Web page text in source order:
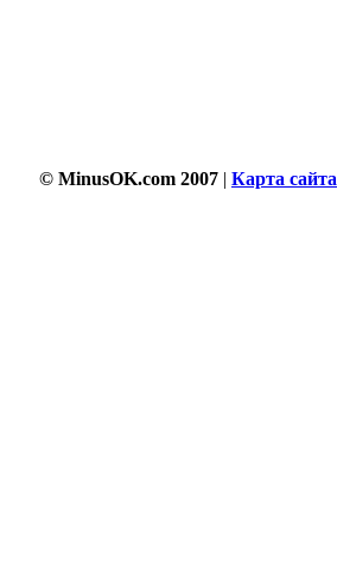
© MinusOK.com 2007 | Карта сайта